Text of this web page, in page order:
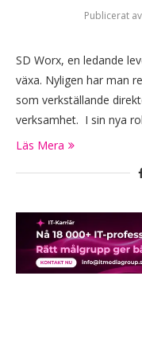
Publicerat av
SD Worx, en ledande
växa. Nyligen har man
som verkställande
verksamhet. I sin nya
Läs Mera